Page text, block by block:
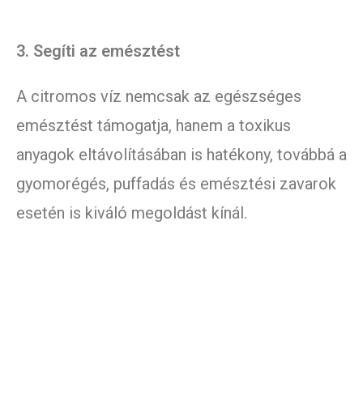
3. Segíti az emésztést
A citromos víz nemcsak az egészséges
emésztést támogatja, hanem a toxikus
anyagok eltávolításában is hatékony, továbbá a
gyomorégés, puffadás és emésztési zavarok
esetén is kiváló megoldást kínál.